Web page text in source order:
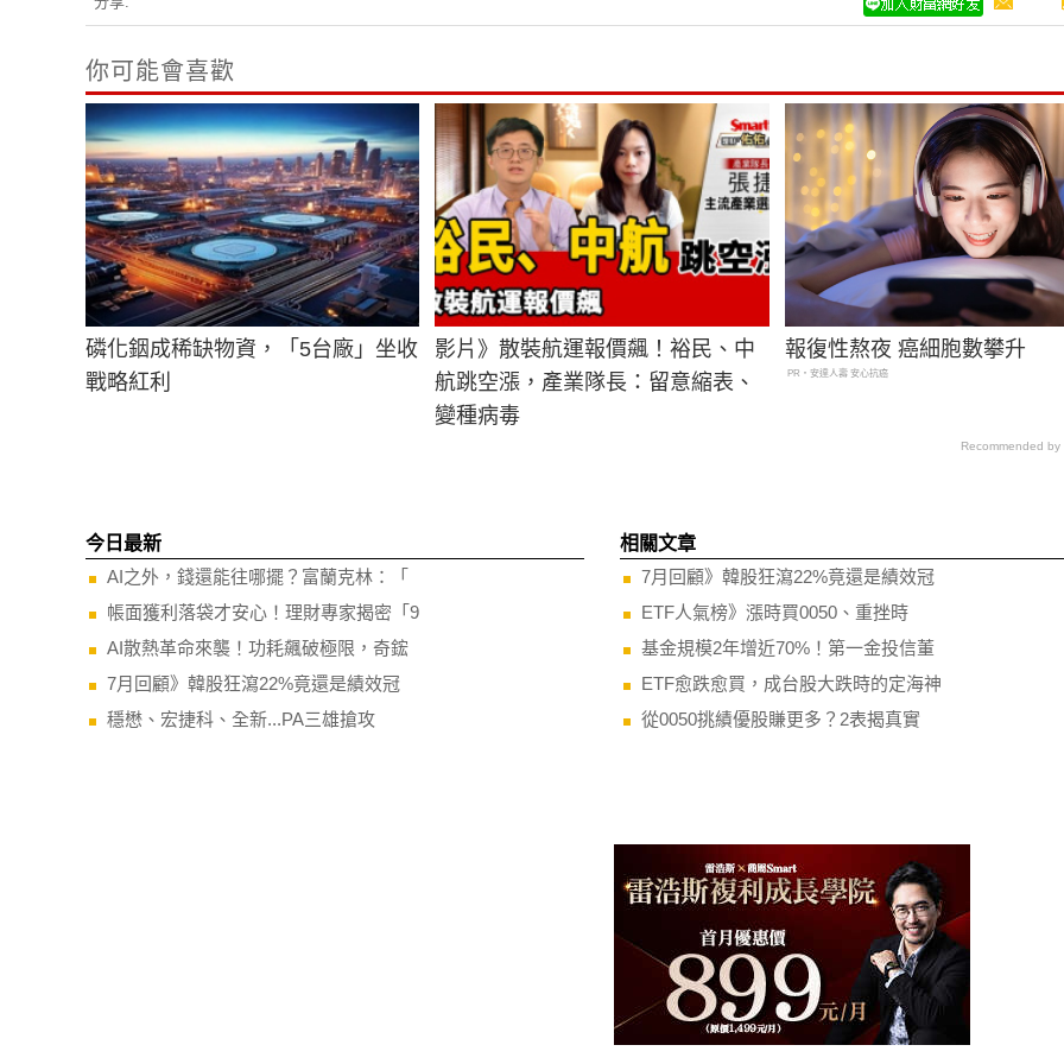
你可能會喜歡
磷化銦成稀缺物資，「5台廠」坐收
戰略紅利
影片》散裝航運報價飆！裕民、中
航跳空漲，產業隊長：留意縮表、
變種病毒
報復性熬夜 癌細胞數攀升
PR・安達人壽 安心抗癌
Recommended by
今日最新
AI之外，錢還能往哪擺？富蘭克林：「
帳面獲利落袋才安心！理財專家揭密「9
AI散熱革命來襲！功耗飆破極限，奇鋐
7月回顧》韓股狂瀉22%竟還是績效冠
穩懋、宏捷科、全新...PA三雄搶攻
相關文章
7月回顧》韓股狂瀉22%竟還是績效冠
ETF人氣榜》漲時買0050、重挫時
基金規模2年增近70%！第一金投信董
ETF愈跌愈買，成台股大跌時的定海神
從0050挑績優股賺更多？2表揭真實